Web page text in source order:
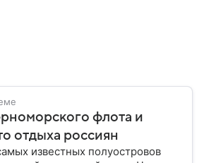
флота и
отдыха россиян
известных полуостровов